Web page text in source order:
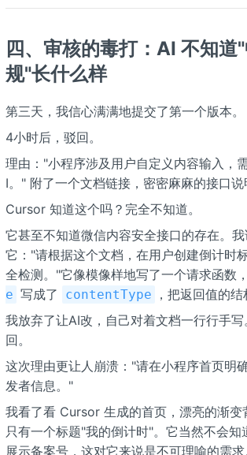
四、审核的毒打：AI 不知道
规"长什么样
第三天，我信心满满地提交了第一个版本。
4小时后，驳回。
理由："小程序涉及用户自定义内容输入，
I。" 附了一个文档链接，密密麻麻的接口说
Cursor 知道这个吗？完全不知道。
它甚至不知道微信内容安全接口的存在。
它："请根据这个文档，在用户创建倒计时
全检测。"它像模像样地写了一个请求函数
e 写成了 contentType
，把返回值的结
我放弃了让AI改，自己对着文档一行行手
回。
这次理由更让人崩溃："请在小程序首页明
发者信息。"
我看了看 Cursor 生成的首页，漂亮的渐变
只有一个标题"我的倒计时"。它当然不会知
展示备案号，这对它来说是不可理喻的需求